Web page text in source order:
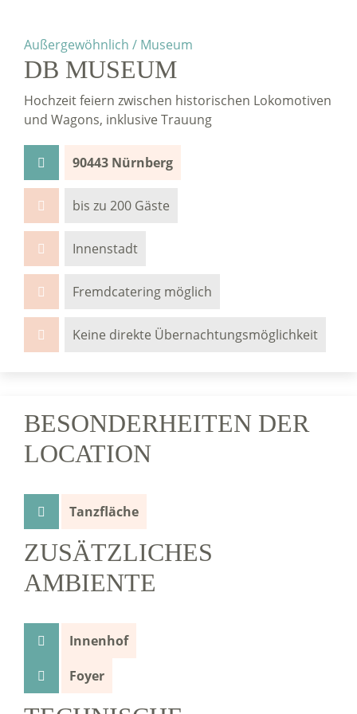
Außergewöhnlich / Museum
DB MUSEUM
Hochzeit feiern zwischen historischen Lokomotiven
und Wagons, inklusive Trauung
90443 Nürnberg
bis zu 200 Gäste
Innenstadt
Fremdcatering möglich
Keine direkte Übernachtungsmöglichkeit
BESONDERHEITEN DER
LOCATION
Tanzfläche
ZUSÄTZLICHES
AMBIENTE
Innenhof
Foyer